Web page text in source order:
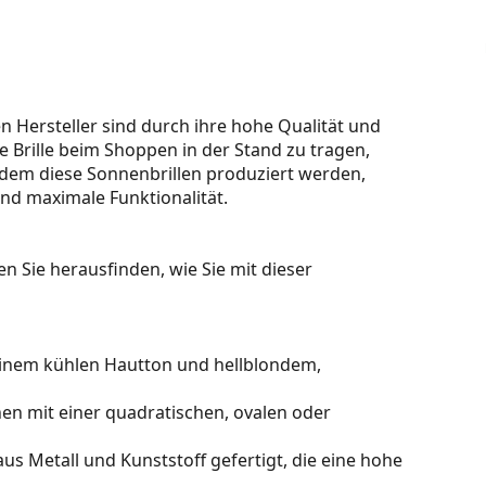
Hersteller sind durch ihre hohe Qualität und
beim Shoppen in der Stand zu tragen,
diese Sonnenbrillen produziert werden,
maximale Funktionalität.
Sie herausfinden, wie Sie mit dieser
kühlen Hautton und hellblondem,
mit einer quadratischen, ovalen oder
Metall und Kunststoff gefertigt, die eine hohe